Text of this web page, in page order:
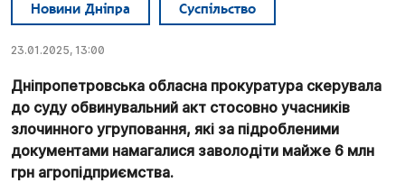
Новини Дніпра Суспільство
23.01.2025, 13:00
Дніпропетровська обласна прокуратура скерувала
до суду обвинувальний акт стосовно учасників
злочинного угруповання, які за підробленими
документами намагалися заволодіти майже 6 млн
грн агропідприємства.